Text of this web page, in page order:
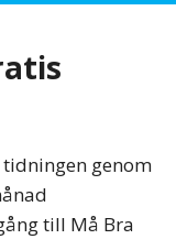
genom
till Må Bra